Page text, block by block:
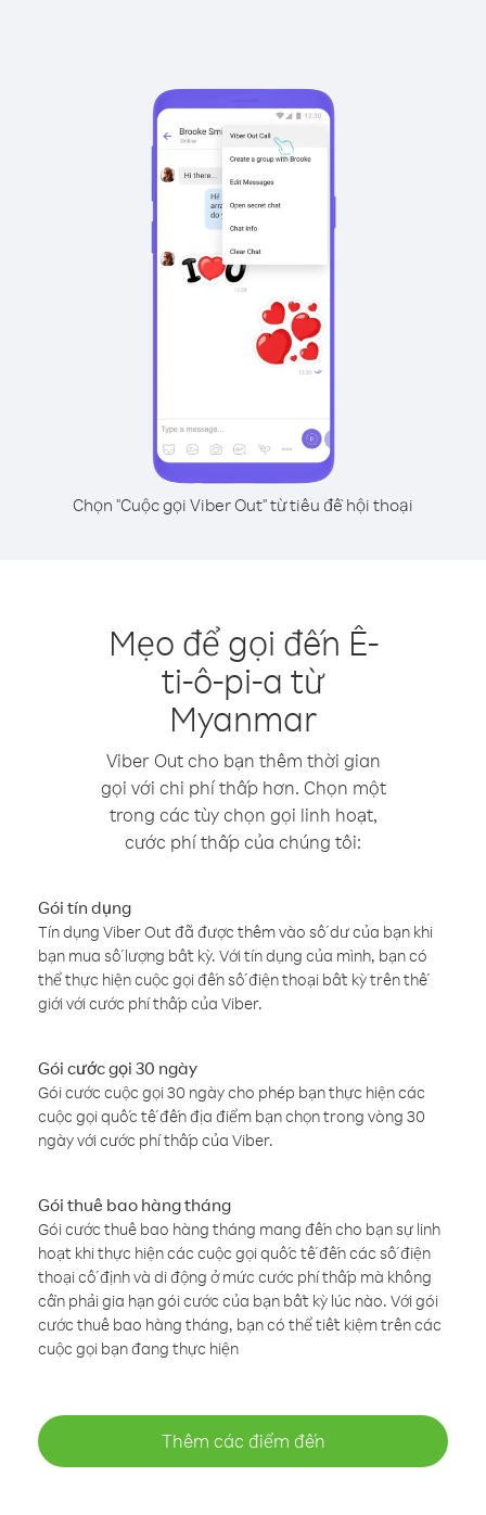
Chọn "Cuộc gọi Viber Out" từ tiêu đề hội thoại
Mẹo để gọi đến Ê-
ti-ô-pi-a từ
Myanmar
Viber Out cho bạn thêm thời gian
gọi với chi phí thấp hơn. Chọn một
trong các tùy chọn gọi linh hoạt,
cước phí thấp của chúng tôi:
Gói tín dụng
Tín dụng Viber Out đã được thêm vào số dư của bạn khi
bạn mua số lượng bất kỳ. Với tín dụng của mình, bạn có
thể thực hiện cuộc gọi đến số điện thoại bất kỳ trên thế
giới với cước phí thấp của Viber.
Gói cước gọi 30 ngày
Gói cước cuộc gọi 30 ngày cho phép bạn thực hiện các
cuộc gọi quốc tế đến địa điểm bạn chọn trong vòng 30
ngày với cước phí thấp của Viber.
Gói thuê bao hàng tháng
Gói cước thuê bao hàng tháng mang đến cho bạn sự linh
hoạt khi thực hiện các cuộc gọi quốc tế đến các số điện
thoại cố định và di động ở mức cước phí thấp mà không
cần phải gia hạn gói cước của bạn bất kỳ lúc nào. Với gói
cước thuê bao hàng tháng, bạn có thể tiết kiệm trên các
cuộc gọi bạn đang thực hiện
Thêm các điểm đến